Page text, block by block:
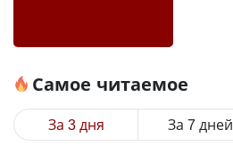
Самое читаемое
За 3 дня За 7 дней